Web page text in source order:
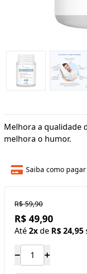
Melhora a qualidade
melhora o humor.
Saiba como pagar
R$ 59,90
R$ 49,90
Até2xde R$ 24,95